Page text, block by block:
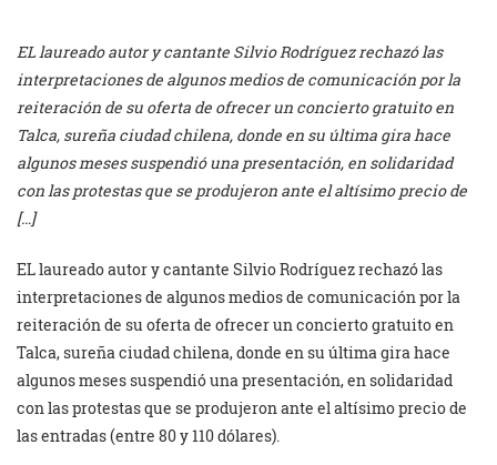
EL laureado autor y cantante Silvio Rodríguez rechazó las
interpretaciones de algunos medios de comunicación por la
reiteración de su oferta de ofrecer un concierto gratuito en
Talca, sureña ciudad chilena, donde en su última gira hace
algunos meses suspendió una presentación, en solidaridad
con las protestas que se produjeron ante el altísimo precio de
[…]
EL laureado autor y cantante Silvio Rodríguez rechazó las
interpretaciones de algunos medios de comunicación por la
reiteración de su oferta de ofrecer un concierto gratuito en
Talca, sureña ciudad chilena, donde en su última gira hace
algunos meses suspendió una presentación, en solidaridad
con las protestas que se produjeron ante el altísimo precio de
las entradas (entre 80 y 110 dólares).